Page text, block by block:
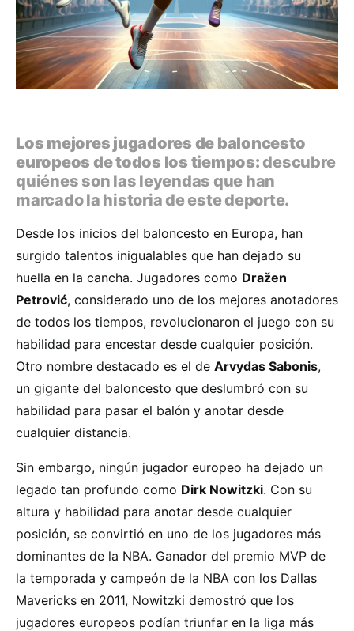
Los mejores jugadores de baloncesto
europeos de todos los tiempos:descubre
quiénes son las leyendas que han
marcado la historia de este deporte.
Desde los inicios del baloncesto en Europa, han
surgido talentos inigualables que han dejado su
huella en la cancha. Jugadores como Dražen
Petrović, considerado uno de los mejores anotadores
de todos los tiempos, revolucionaron el juego con su
habilidad para encestar desde cualquier posición.
Otro nombre destacado es el de Arvydas Sabonis,
un gigante del baloncesto que deslumbró con su
habilidad para pasar el balón y anotar desde
cualquier distancia.
Sin embargo, ningún jugador europeo ha dejado un
legado tan profundo como Dirk Nowitzki. Con su
altura y habilidad para anotar desde cualquier
posición, se convirtió en uno de los jugadores más
dominantes de la NBA. Ganador del premio MVP de
la temporada y campeón de la NBA con los Dallas
Mavericks en 2011, Nowitzki demostró que los
jugadores europeos podían triunfar en la liga más